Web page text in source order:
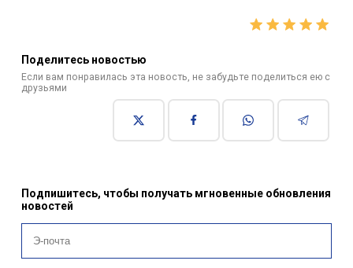
Поделитесь новостью
Если вам понравилась эта новость, не забудьте поделиться ею с
друзьями
Подпишитесь, чтобы получать мгновенные обновления
новостей